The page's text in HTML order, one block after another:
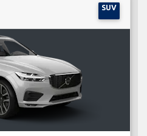
SUV